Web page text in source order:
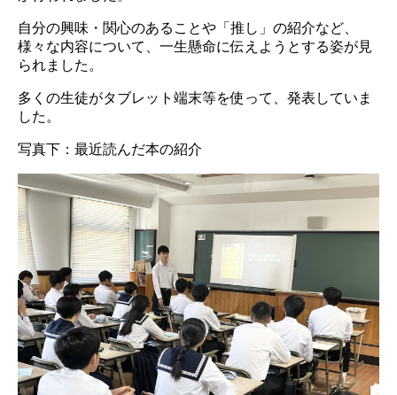
自分の興味・関心のあることや「推し」の紹介など、
様々な内容について、一生懸命に伝えようとする姿が見
られました。
多くの生徒がタブレット端末等を使って、発表していま
した。
写真下：最近読んだ本の紹介